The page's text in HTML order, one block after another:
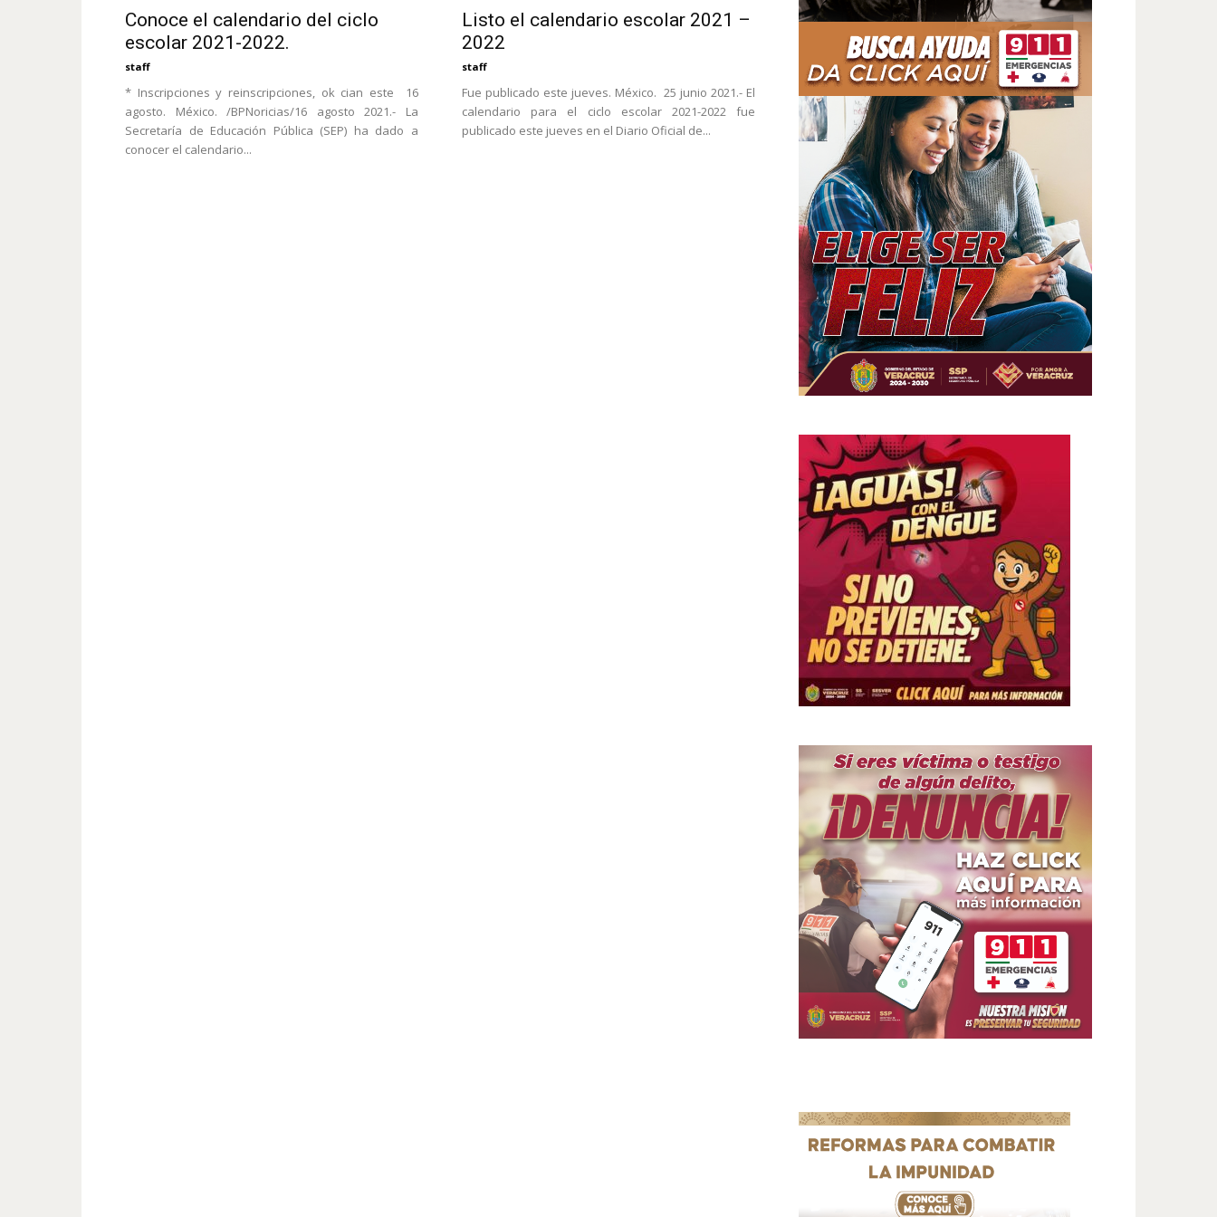
Conoce el calendario del ciclo
escolar 2021-2022.
staff
* Inscripciones y reinscripciones, ok cian este 16
agosto. México. /BPNoricias/16 agosto 2021.- La
Secretaría de Educación Pública (SEP) ha dado a
conocer el calendario...
Listo el calendario escolar 2021 –
2022
staff
Fue publicado este jueves. México. 25 junio 2021.- El
calendario para el ciclo escolar 2021-2022 fue
publicado este jueves en el Diario Oficial de...